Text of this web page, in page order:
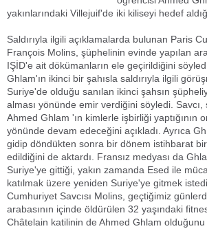
yakınlarındaki Villejuif'de iki kiliseyi hedef
Saldırıyla ilgili açıklamalarda bulunan Paris
François Molins, şüphelinin evinde yapılan
IŞİD'e ait dökümanların ele geçirildiğini
Ghlam'ın ikinci bir şahısla saldırıyla ilgili
Suriye'de olduğu sanılan ikinci şahsın
alması yönünde emir verdiğini söyledi. Savcı,
Ahmed Ghlam 'ın kimlerle işbirliği yaptığının
yönünde devam edeceğini açıkladı. Ayrıca
gidip döndükten sonra bir dönem istihbarat
edildiğini de aktardı. Fransız medyası da
Suriye'ye gittiği, yakın zamanda Esed ile
katılmak üzere yeniden Suriye'ye gitmek
Cumhuriyet Savcısı Molins, geçtiğimiz
arabasının içinde öldürülen 32 yaşındaki
Châtelain katilinin de Ahmed Ghlam olduğunu